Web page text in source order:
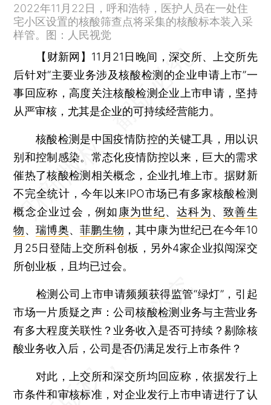
2022年11月22日，呼和浩特，医护人员在一处住
宅小区设置的核酸筛查点将采集的核酸标本装入采
样管。图：人民视觉
【财新网】 11月21日晚间，深交所、上交所先
后针对“主要业务涉及核酸检测的企业申请上市”一
事回应称，高度关注核酸检测企业上市申请，坚持
从严审核，尤其是企业的可持续经营能力。
核酸检测是中国疫情防控的关键工具，用以识
别和控制感染。常态化疫情防控以来，巨大的需求
催热了核酸检测相关概念，企业扎堆上市。据财新
不完全统计，今年以来IPO市场已有多家核酸检测
概念企业过会，例如 康为世纪、达科为、致善生
物、 瑞博奥、菲鹏生物 ，其中康为世纪已在今年10
月25日登陆上交所科创板，另外4家企业拟闯深交
所创业板，且均已过会。
检测公司上市申请频频获得监管“绿灯”，引起
市场一片质疑之声：公司核酸检测业务与主营业务
有多大程度关联性？业务收入是否可持续？剔除核
酸业务收入后，公司是否仍满足发行上市条件？
对此，上交所和深交所均回应称，依据发行上
市条件和审核标准，对企业发行上市申请进行了认